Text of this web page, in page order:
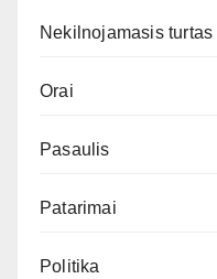
Nekilnojamasis turtas
Orai
Pasaulis
Patarimai
Politika